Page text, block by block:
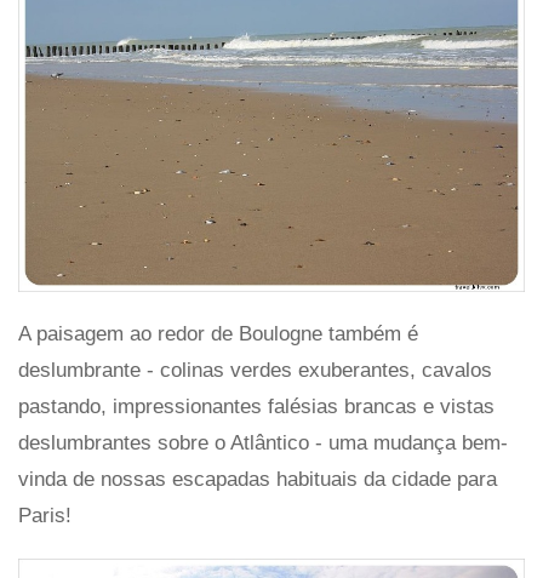
A paisagem ao redor de Boulogne também é
deslumbrante - colinas verdes exuberantes, cavalos
pastando, impressionantes falésias brancas e vistas
deslumbrantes sobre o Atlântico - uma mudança bem-
vinda de nossas escapadas habituais da cidade para
Paris!